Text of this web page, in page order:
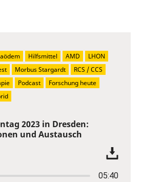
2023 in Dresden:
und Austausch
05:40
Hilfsmittel AMD
LHON
Morbus Stargardt
RCS / CCS
Podcast
Forschung heute